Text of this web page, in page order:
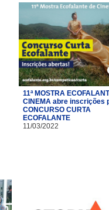
11ª MOSTRA
CINEMA abre inscrições
CONCURSO CURTA
ECOFALANTE
11/03/2022